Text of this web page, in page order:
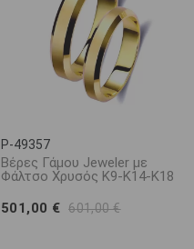
P-49357
Βέρες Γάμου Jeweler με
Φάλτσο Χρυσός Κ9-Κ14-Κ18
501,00 € 601,00 €